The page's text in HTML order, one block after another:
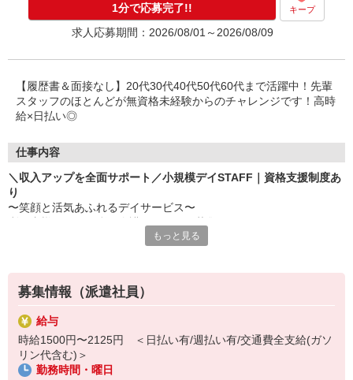
1分で応募完了!! キープ
求人応募期間：2026/08/01～2026/08/09
【履歴書＆面接なし】20代30代40代50代60代まで活躍中！先輩
スタッフのほとんどが無資格未経験からのチャレンジです！高時
給×日払い◎
仕事内容
＼収入アップを全面サポート／小規模デイSTAFF｜資格支援制度あ
り
〜笑顔と活気あふれるデイサービス〜
・生活面のサポート（入浴、食事の準備・介助など）
・レクリエーションの企画・実施
・送迎（運転・添乗） ※できる方のみ
など
≪無料の資格取得支援制度あり≫
「介護の知識がないから不安…」そんな方もご安心ください！
もっと見る
募集情報（派遣社員）
給与
時給1500円〜2125円 ＜日払い有/週払い有/交通費全支給(ガソ
リン代含む)＞
勤務時間・曜日